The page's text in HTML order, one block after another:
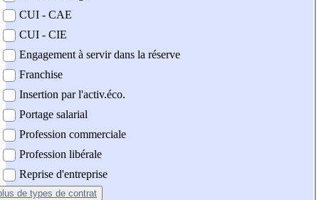
CUI - CAE
CUI - CIE
Engagement à servir dans la réserve
Franchise
Insertion par l'activ.éco.
Portage salarial
Profession commerciale
Profession libérale
Reprise d'entreprise
de types de contrat